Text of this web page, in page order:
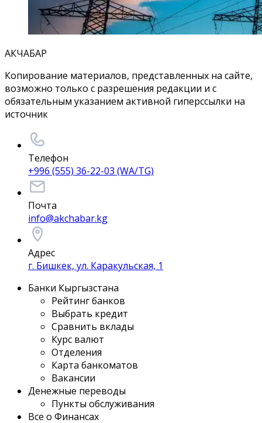
АКЧАБАР
Копирование материалов, представленных на сайте,
возможно только с разрешения редакции и с
обязательным указанием активной гиперссылки на
источник
Телефон
+996 (555) 36-22-03 (WA/TG)
Почта
info@akchabar.kg
Адрес
г. Бишкек, ул. Каракульская, 1
Банки Кыргызстана
Рейтинг банков
Выбрать кредит
Сравнить вклады
Курс валют
Отделения
Карта банкоматов
Вакансии
Денежные переводы
Пункты обслуживания
Все о Финансах